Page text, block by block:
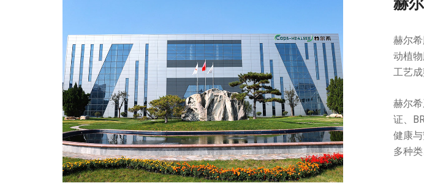
赫尔
动植
工艺成
赫尔
证、
健康
多种